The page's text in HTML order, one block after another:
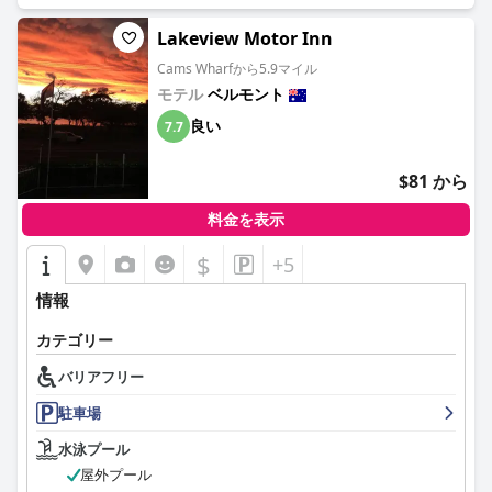
最後に、ベッドの快適さは非常に肯定的なフィードバックを受け
ており、多くのゲストが非常に居心地が良く、清潔であると評価
しています。ベッドが少し硬いと感じる人もいますが、個人の好
みは異なり、全体的な評価は好意的です。
要するに、レイク・マッコーリー・モーターインは、その優れた
ロケーション、清潔な客室、卓越したスタッフ、そしてペット同
伴に寛容なポリシーによって優れており、レイク・マッコーリー
地域を探索する旅行者にとって強くお勧めの選択肢となっていま
す。
Lakeview Motor Inn
Cams Wharfから5.9マイル
モテルベルモント
7.7 良い
$81 から
料金を表示
$ +5
情報
カテゴリー
バリアフリー
駐車場
水泳プール
屋外プール